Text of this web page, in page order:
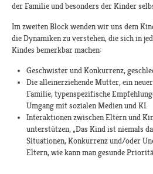
der Familie und besonders der Kinder
Im zweiten Block wenden wir uns dem
die Dynamiken zu verstehen, die sich in
Kindes bemerkbar machen:
Geschwister und Konkurrenz,
Die alleinerziehende Mutter, ein
Familie, typenspezifische
Umgang mit sozialen Medien und KI.
Interaktionen zwischen Eltern und
unterstützen, „Das Kind ist niemals
Situationen, Konkurrenz und/oder
Eltern, wie kann man gesunde